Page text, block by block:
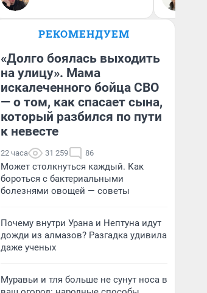
РЕКОМЕНДУЕМ
«Долго боялась выходить
на улицу». Мама
искалеченного бойца СВО
— о том, как спасает сына,
который разбился по пути
к невесте
22 часа 31 259 86
Может столкнуться каждый. Как
бороться с бактериальными
болезнями овощей — советы
Почему внутри Урана и Нептуна идут
дожди из алмазов? Разгадка удивила
даже ученых
Муравьи и тля больше не сунут носа в